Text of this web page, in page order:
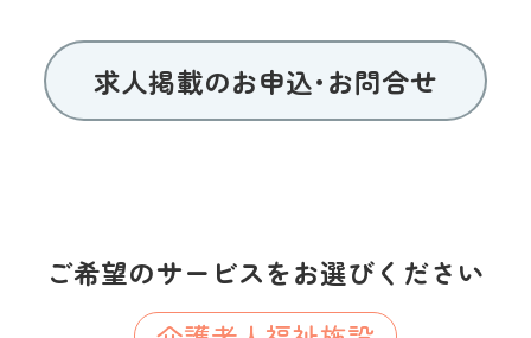
求人掲載のお申込･お問合せ
ご希望のサービスをお選びください